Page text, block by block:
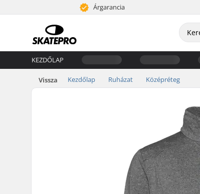
Árgarancia
KEZDŐLAP
Vissza Kezdőlap Ruházat Középréteg